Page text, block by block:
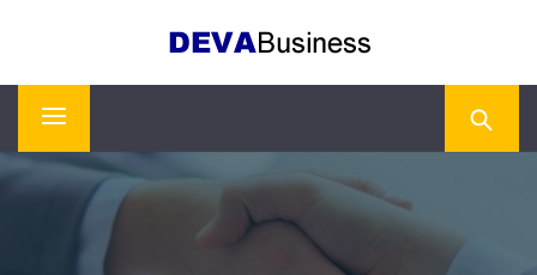
DEVA BUSINESS
Primary
Menu